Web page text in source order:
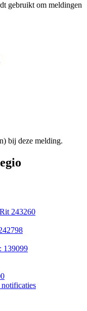
gebruikt om meldingen
bij deze melding.
243260
139099